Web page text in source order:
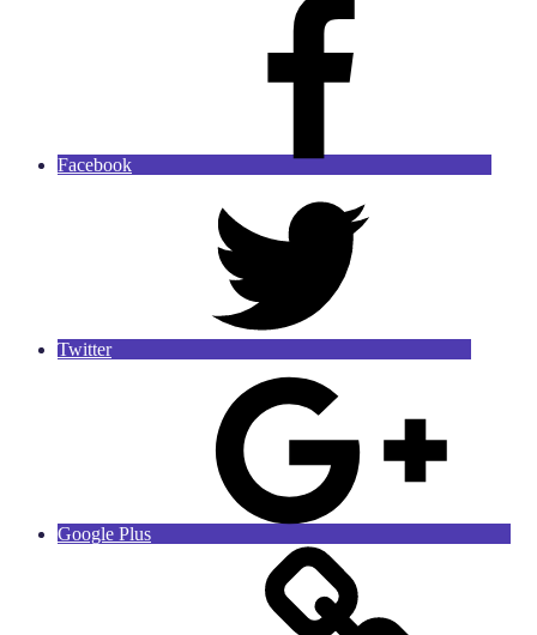
Facebook
Twitter
Google Plus